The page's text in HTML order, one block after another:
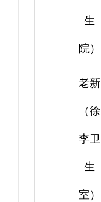
生
院）
老新
（徐
李卫
生
室）